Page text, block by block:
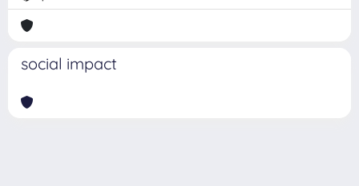
social impact